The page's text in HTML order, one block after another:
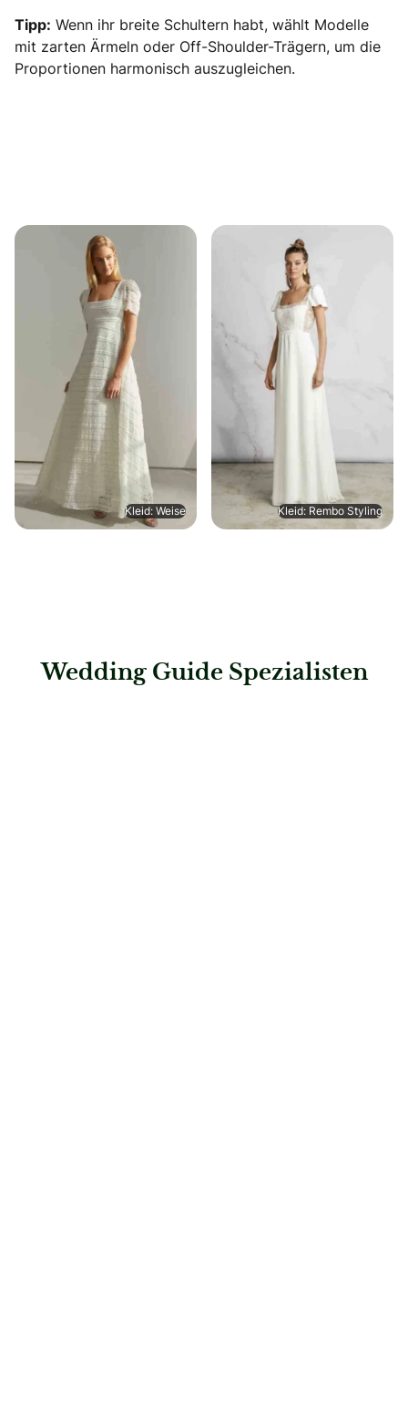
Tipp: Wenn ihr breite Schultern habt, wählt Modelle
mit zarten Ärmeln oder Off-Shoulder-Trägern, um die
Proportionen harmonisch auszugleichen.
Kleid: Weise Kleid: Rembo Styling
Wedding Guide Spezialisten